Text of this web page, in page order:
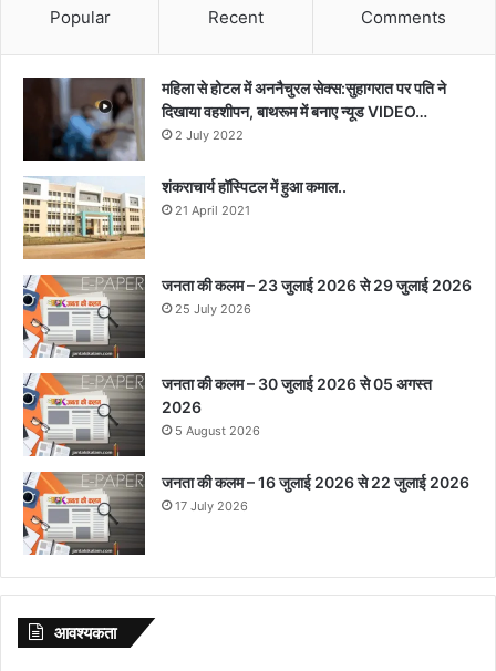
Popular Recent Comments
महिला से होटल में अननैचुरल सेक्स:सुहागरात पर पति ने
दिखाया वहशीपन, बाथरूम में बनाए न्यूड VIDEO…
2 July 2022
शंकराचार्य हॉस्पिटल में हुआ कमाल..
21 April 2021
जनता की कलम – 23 जुलाई 2026 से 29 जुलाई 2026
25 July 2026
जनता की कलम – 30 जुलाई 2026 से 05 अगस्त
2026
5 August 2026
जनता की कलम – 16 जुलाई 2026 से 22 जुलाई 2026
17 July 2026
आवश्‍यकता